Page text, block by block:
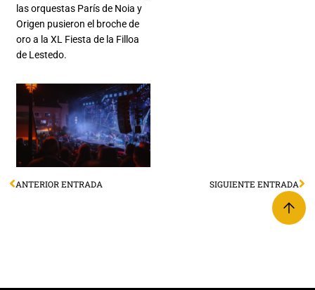
las orquestas París de Noia y
Origen pusieron el broche de
oro a la XL Fiesta de la Filloa
de Lestedo.
ANTERIOR ENTRADA SIGUIENTE ENTRADA